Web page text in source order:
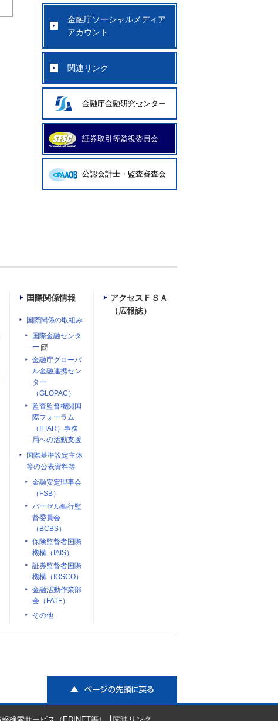
金融庁ソーシャルメディア
アカウント
関連リンク
金融庁金融研究センター
証券取引等監視委員会
公認会計士・監査審査会
国際関係情報
国際関係の取組み
国際金融センタ
ー
金融庁グローバ
ル金融連携セン
ター
（GLOPAC）
監査監督機関国
際フォーラム
（IFIAR）事務
局への活動支援
国際基準設定主体
等の公表資料等
金融安定理事会
（FSB）
バーゼル銀行監
督委員会
（BCBS）
保険監督者国際
機構（IAIS）
証券監督者国際
機構（IOSCO）
金融活動作業部
会（FATF）
その他
アクセスＦＳＡ
（広報誌）